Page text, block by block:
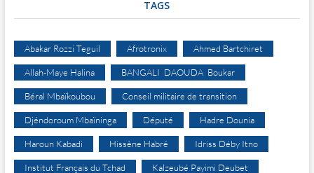
TAGS
Abakar Rozzi Teguil Afrotronix Ahmed Bartchiret
Allah-Maye Halina BANGALI DAOUDA Boukar
Béral Mbaïkoubou Conseil militaire de transition
Djéndoroum Mbaïninga Député Hadre Dounia
Haroun Kabadi Hissène Habré Idriss Déby Itno
Institut Français du Tchad Kalzeubé Payimi Deubet